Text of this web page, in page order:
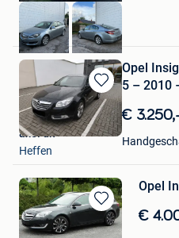
DL auto
Jambes
Bewaren
in
Mijn
Favorieten
Opel
5 – 2010
€
axel dh
Heffen
Bewaren
in
Opel
€
Ultimatecars